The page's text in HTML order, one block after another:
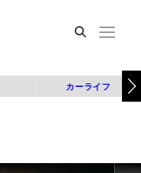
カーライフ